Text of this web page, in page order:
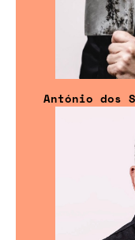
António dos